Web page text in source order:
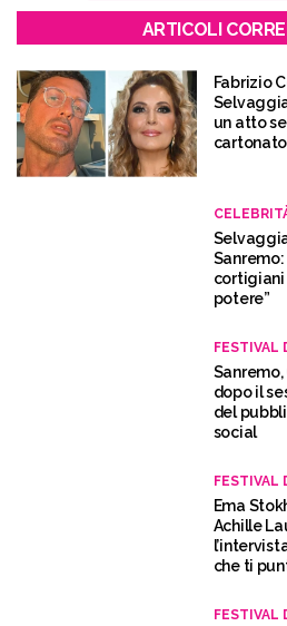
ARTICOLI
Fabrizio
un atto
cartonato
cortigiani
potere”
FESTIVAL
dopo il
del
social
FESTIVAL
Ema
Achille
che ti
FESTIVAL